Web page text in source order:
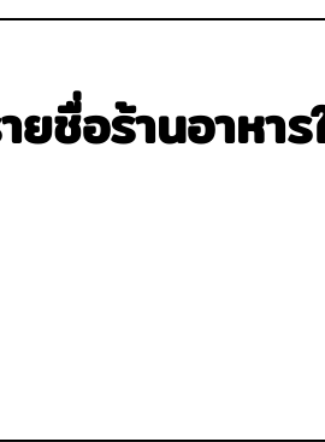
ชื่อร้านอาหาร